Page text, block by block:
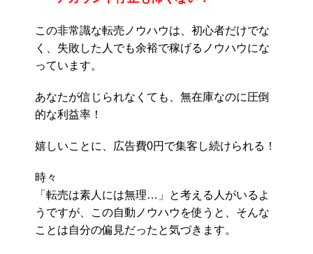
この非常識な転売ノウハウは、初心者だけでな
く、失敗した人でも余裕で稼げるノウハウにな
っています。
あなたが信じられなくても、無在庫なのに圧倒
的な利益率！
嬉しいことに、広告費0円で集客し続けられる！
時々
「転売は素人には無理…」と考える人がいるよ
うですが、この自動ノウハウを使うと、そんな
ことは自分の偏見だったと気づきます。